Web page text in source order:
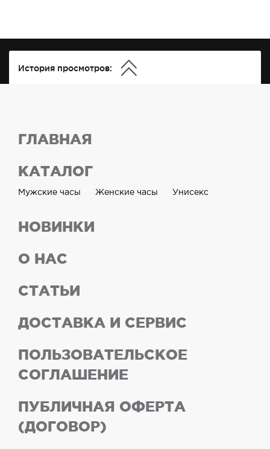
История просмотров:
ГЛАВНАЯ
КАТАЛОГ
Мужские часы Женские часы Унисекс
НОВИНКИ
О НАС
СТАТЬИ
ДОСТАВКА И СЕРВИС
ПОЛЬЗОВАТЕЛЬСКОЕ
СОГЛАШЕНИЕ
ПУБЛИЧНАЯ ОФЕРТА
(ДОГОВОР)